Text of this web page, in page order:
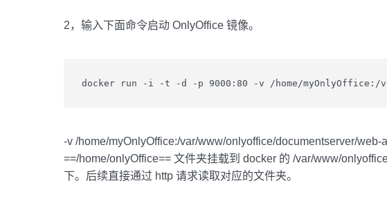
2，输入下面命令启动 OnlyOffice 镜像。
docker run -i -t -d -p 9000:80 -v /home/myOnlyOffice:/var/
-v /home/myOnlyOffice:/var/www/onlyoffice/documentserver/
==/home/onlyOffice== 文件夹挂载到 docker 的 /var/www/
下。后续直接通过 http 请求读取对应的文件夹。